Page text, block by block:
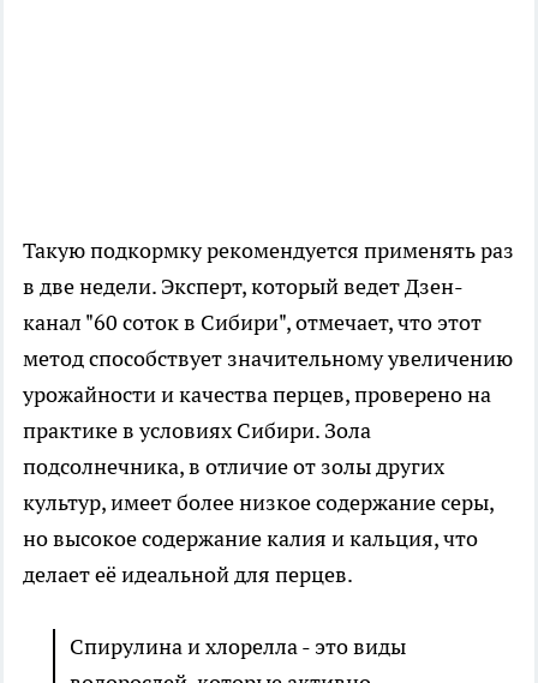
Такую подкормку рекомендуется применять раз
в две недели. Эксперт, который ведет Дзен-
канал "60 соток в Сибири", отмечает, что этот
метод способствует значительному увеличению
урожайности и качества перцев, проверено на
практике в условиях Сибири. Зола
подсолнечника, в отличие от золы других
культур, имеет более низкое содержание серы,
но высокое содержание калия и кальция, что
делает её идеальной для перцев.
Спирулина и хлорелла - это виды